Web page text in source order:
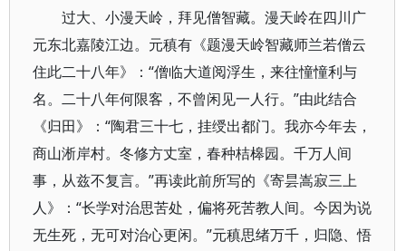
过大、小漫天岭，拜见僧智藏。漫天岭在四川广
元东北嘉陵江边。元稹有《题漫天岭智藏师兰若僧云
住此二十八年》：“僧临大道阅浮生，来往憧憧利与
名。二十八年何限客，不曾闲见一人行。”由此结合
《归田》：“陶君三十七，挂绶出都门。我亦今年去，
商山淅岸村。冬修方丈室，春种桔槔园。千万人间
事，从兹不复言。”再读此前所写的《寄昙嵩寂三上
人》：“长学对治思苦处，偏将死苦教人间。今因为说
无生死，无可对治心更闲。”元稹思绪万千，归隐、悟